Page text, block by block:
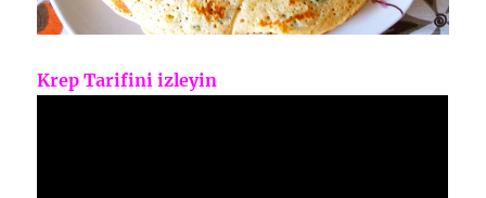
Krep Tarifini izleyin